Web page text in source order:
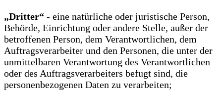
„Dritter“ - eine natürliche oder juristische Person,
Behörde, Einrichtung oder andere Stelle, außer der
betroffenen Person, dem Verantwortlichen, dem
Auftragsverarbeiter und den Personen, die unter der
unmittelbaren Verantwortung des Verantwortlichen
oder des Auftragsverarbeiters befugt sind, die
personenbezogenen Daten zu verarbeiten;